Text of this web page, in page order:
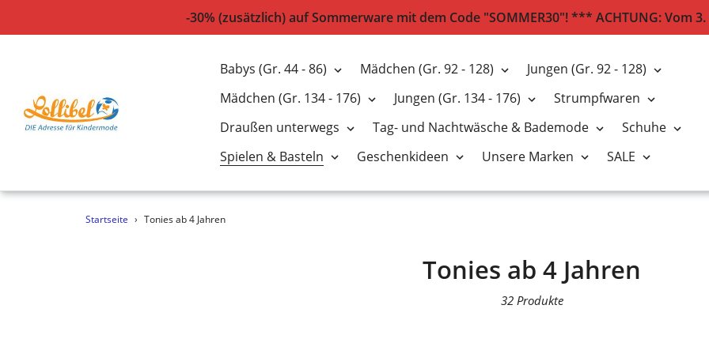
-30% (zusätzlich) auf Sommerware mit dem Code "SOMMER30"! *** ACHTUNG: Vom
Babys (Gr. 44 - 86) Mädchen (Gr. 92 - 128)
Jungen (Gr. 92 - 128)
Mädchen (Gr. 134 - 176)
Jungen (Gr. 134 - 176)
Strumpfwaren
Draußen unterwegs
Tag- und Nachtwäsche & Bademode
Schuhe
Spielen & Basteln
Geschenkideen Unsere Marken SALE
Startseite › Tonies ab 4 Jahren
S
Tonies ab 4 Jahren
32 Produkte